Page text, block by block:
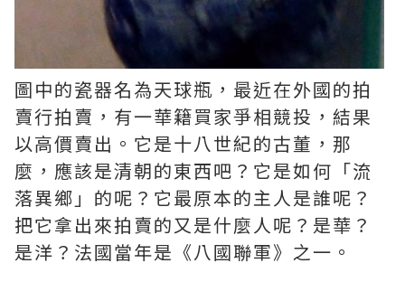
圖中的瓷器名為天球瓶，最近在外國的拍
賣行拍賣，有一華籍買家爭相競投，結果
以高價賣出。它是十八世紀的古董，那
麼，應該是清朝的東西吧？它是如何「流
落異鄉」的呢？它最原本的主人是誰呢？
把它拿出來拍賣的又是什麼人呢？是華？
是洋？法國當年是《八國聯軍》之一。